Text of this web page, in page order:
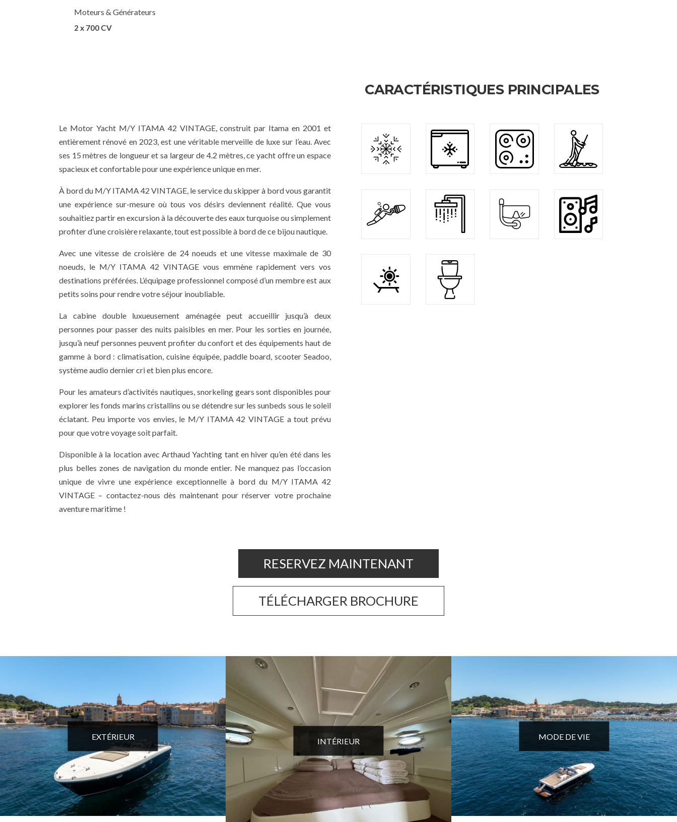
Moteurs & Générateurs
2 x 700 CV
Le Motor Yacht M/Y ITAMA 42 VINTAGE, construit par Itama en 2001 et
entièrement rénové en 2023, est une véritable merveille de luxe sur l’eau. Avec
ses 15 mètres de longueur et sa largeur de 4.2 mètres, ce yacht offre un espace
spacieux et confortable pour une expérience unique en mer.
À bord du M/Y ITAMA 42 VINTAGE, le service du skipper à bord vous garantit
une expérience sur-mesure où tous vos désirs deviennent réalité. Que vous
souhaitiez partir en excursion à la découverte des eaux turquoise ou simplement
profiter d’une croisière relaxante, tout est possible à bord de ce bijou nautique.
Avec une vitesse de croisière de 24 noeuds et une vitesse maximale de 30
noeuds, le M/Y ITAMA 42 VINTAGE vous emmène rapidement vers vos
destinations préférées. L’équipage professionnel composé d’un membre est aux
petits soins pour rendre votre séjour inoubliable.
La cabine double luxueusement aménagée peut accueillir jusqu’à deux
personnes pour passer des nuits paisibles en mer. Pour les sorties en journée,
jusqu’à neuf personnes peuvent profiter du confort et des équipements haut de
gamme à bord : climatisation, cuisine équipée, paddle board, scooter Seadoo,
système audio dernier cri et bien plus encore.
Pour les amateurs d’activités nautiques, snorkeling gears sont disponibles pour
explorer les fonds marins cristallins ou se détendre sur les sunbeds sous le soleil
éclatant. Peu importe vos envies, le M/Y ITAMA 42 VINTAGE a tout prévu
pour que votre voyage soit parfait.
Disponible à la location avec Arthaud Yachting tant en hiver qu’en été dans les
plus belles zones de navigation du monde entier. Ne manquez pas l’occasion
unique de vivre une expérience exceptionnelle à bord du M/Y ITAMA 42
VINTAGE – contactez-nous dès maintenant pour réserver votre prochaine
aventure maritime !
CARACTÉRISTIQUES PRINCIPALES
RESERVEZ MAINTENANT
TÉLÉCHARGER BROCHURE
EXTÉRIEUR INTÉRIEUR MODE DE VIE